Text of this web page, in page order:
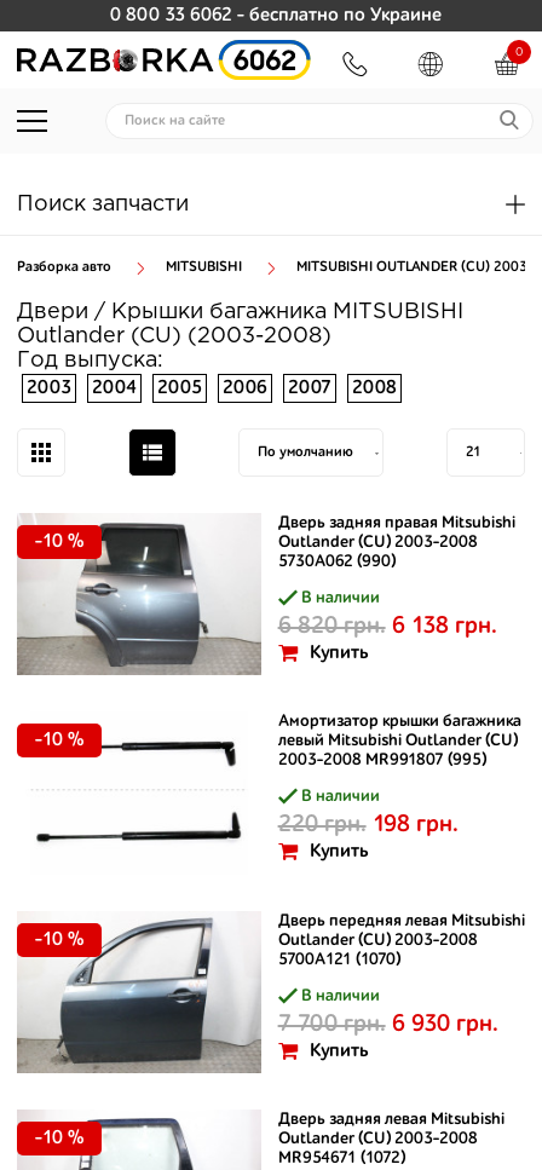
0 800 33 6062 - бесплатно по Украине
0
Поиск запчасти
Разборка авто MITSUBISHI MITSUBISHI OUTLANDER (CU) 2003-
Двери / Крышки багажника MITSUBISHI
Outlander (CU) (2003-2008)
Год выпуска:
2003
2004 2005 2006 2007 2008
Дверь задняя правая Mitsubishi
Outlander (CU) 2003-2008
5730A062 (990)
В наличии
6 820 грн. 6 138 грн.
Купить
-10 %
Амортизатор крышки багажника
левый Mitsubishi Outlander (CU)
2003-2008 MR991807 (995)
В наличии
220 грн. 198 грн.
Купить
-10 %
Дверь передняя левая Mitsubishi
Outlander (CU) 2003-2008
5700A121 (1070)
В наличии
7 700 грн. 6 930 грн.
Купить
-10 %
Дверь задняя левая Mitsubishi
Outlander (CU) 2003-2008
MR954671 (1072)
-10 %